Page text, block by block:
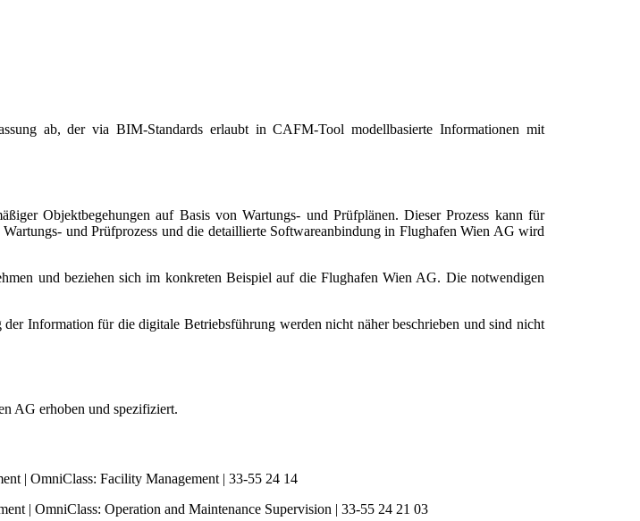
ab, der via BIM-Standards erlaubt in CAFM-Tool modellbasierte Informationen mit
Objektbegehungen auf Basis von Wartungs- und Prüfplänen. Dieser Prozess kann für
und Prüfprozess und die detaillierte Softwareanbindung in Flughafen Wien AG wird
und beziehen sich im konkreten Beispiel auf die Flughafen Wien AG. Die notwendigen
Information für die digitale Betriebsführung werden nicht näher beschrieben und sind nicht
AG erhoben und spezifiziert.
| OmniClass: Facility Management | 33-55 24 14
| OmniClass: Operation and Maintenance Supervision | 33-55 24 21 03